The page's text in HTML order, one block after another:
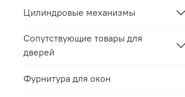
Цилиндровые механизмы
Сопутствующие товары для
дверей
Фурнитура для окон